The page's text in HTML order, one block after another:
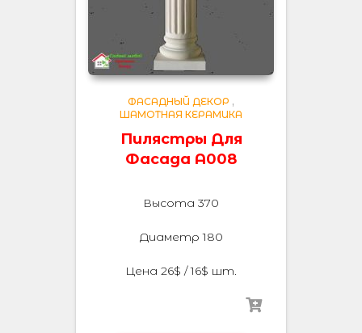
ФАСАДНЫЙ ДЕКОР ,
ШАМОТНАЯ КЕРАМИКА
Пилястры Для
Фасада A008
Высота 370
Диаметр 180
Цена 26$ / 16$ шт.